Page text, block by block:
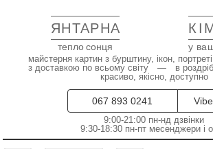
ЯНТАРНА
тепло сонця у
майстерня картин з бурштину, ікон,
з доставкою по всьому світу — в
красиво, якісно, доступно
067 893 0241
9:00-21:00 пн-нд дзвінки
9:30-18:30 пн-пт месенджери і